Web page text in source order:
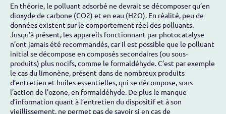
En théorie, le polluant adsorbé ne devrait se décomposer qu’en
dioxyde de carbone (CO2) et en eau (H2O). En réalité, peu de
données existent sur le comportement réel des polluants.
Jusqu’à présent, les appareils fonctionnant par photocatalyse
n’ont jamais été recommandés, car il est possible que le polluant
initial se décompose en composés secondaires (ou sous-
produits) plus nocifs, comme le formaldéhyde. C’est par exemple
le cas du limonène, présent dans de nombreux produits
d’entretien et huiles essentielles, qui se décompose, sous
l’action de l'ozone, en formaldéhyde. De plus le manque
d’information quant à l’entretien du dispositif et à son
vieillissement, ne permet pas de savoir si en cas de